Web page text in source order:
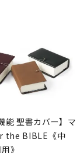
能 聖書カバー】マ
the BIBLE《中
》